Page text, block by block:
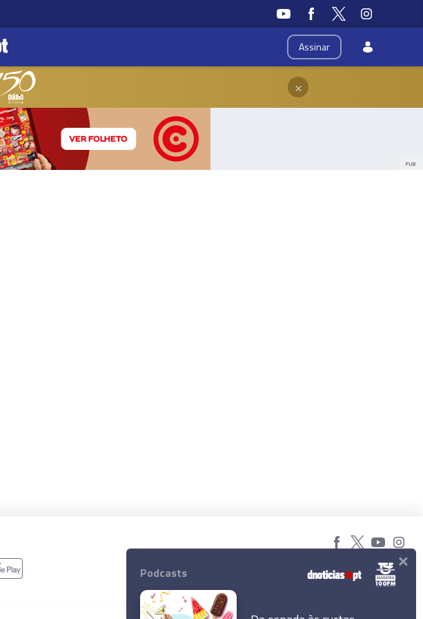
Assinar
×
PUB
© 2026 Empresa Diário de Notícias, Lda.
Todos os direitos reservados.
Podcasts ×